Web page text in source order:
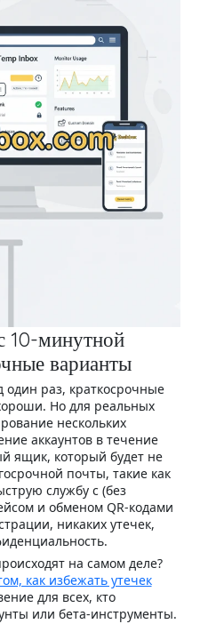
10-минутной
варианты
один раз, краткосрочные
Но для реальных
нескольких
аккаунтов в течение
ящик, который будет не
почты, такие как
службу с (без
и обменом QR-кодами
никаких утечек,
на самом деле?
как избежать утечек
для всех, кто
или бета-инструменты.